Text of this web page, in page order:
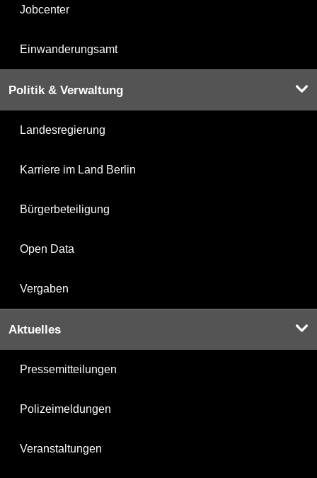
Jobcenter
Einwanderungsamt
Politik & Verwaltung
Landesregierung
Karriere im Land Berlin
Bürgerbeteiligung
Open Data
Vergaben
Aktuelles
Pressemitteilungen
Polizeimeldungen
Veranstaltungen